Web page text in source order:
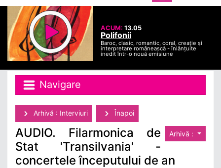
ACUM:13.05
Polifonii
Baroc, clasic, romantic, coral, creație și
interpretare românească - înlănțuite
inedit într-o nouă emisiune
Navigare
Arhivă : Interviuri Înapoi
Arhivă :
AUDIO. Filarmonica de
Stat 'Transilvania' -
concertele începutului de an